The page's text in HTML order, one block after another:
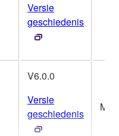
Versie
geschiedenis
V6.0.0
Versie
geschiedenis
Mac